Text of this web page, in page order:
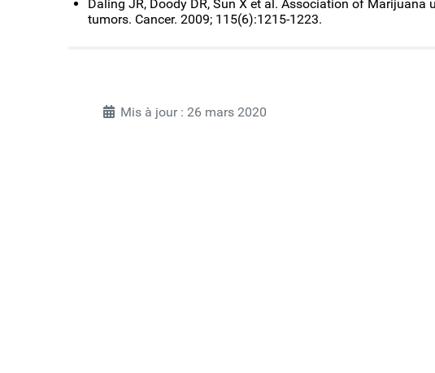
Daling JR, Doody DR, Sun X et al. Association of
tumors. Cancer. 2009; 115(6):1215-1223.
Mis à jour : 26 mars 2020